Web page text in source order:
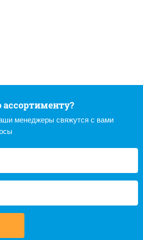
менеджеры свяжутся с вами